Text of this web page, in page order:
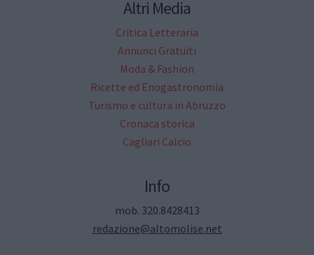
Altri Media
Critica Letteraria
Annunci Gratuiti
Moda & Fashion
Ricette ed Enogastronomia
Turismo e cultura in Abruzzo
Cronaca storica
Cagliari Calcio
Info
mob. 320.8428413
redazione@altomolise.net